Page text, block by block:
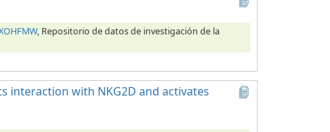
, Repositorio de datos de investigación de la
interaction with NKG2D and activates